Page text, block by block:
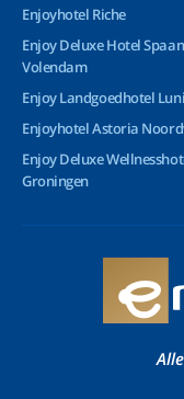
Enjoyhotel Riche
Enjoy Deluxe Hotel
Volendam
Enjoy Landgoedhotel
Enjoyhotel Astoria
Enjoy Deluxe
Groningen